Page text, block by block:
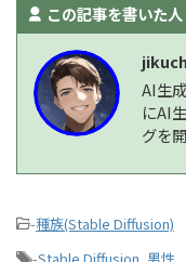
この記事を書いた人
AI生
にAI
グを開
-種族(Stable Diffusion)